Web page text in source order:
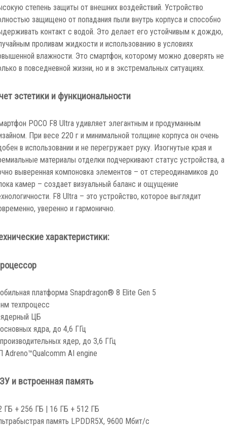
степень защиты от внешних воздействий. Устройство
защищено от попадания пыли внутрь корпуса и способно
контакт с водой. Это делает его устойчивым к дождю,
проливам жидкости и использованию в условиях
влажности. Это смартфон, которому можно доверять не
в повседневной жизни, но и в экстремальных ситуациях.
эстетики и функциональности
POCO F8 Ultra удивляет элегантным и продуманным
При весе 220 г и минимальной толщине корпуса он очень
в использовании и не перегружает руку. Изогнутые края и
материалы отделки подчеркивают статус устройства, а
выверенная компоновка элементов – от стереодинамиков до
камер – создает визуальный баланс и ощущение
F8 Ultra – это устройство, которое выглядит
уверенно и гармонично.
характеристики:
платформа Snapdragon® 8 Elite Gen 5
техпроцесс
ЦБ
ядра, до 4,6 ГГц
ядер, до 3,6 ГГц
Adreno™Qualcomm AI engine
и встроенная память
ГБ + 256 ГБ | 16 ГБ + 512 ГБ
память LPDDR5X, 9600 Мбит/с